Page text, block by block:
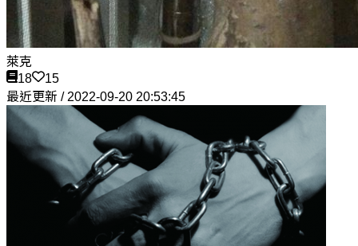
萊克
18
15
最近更新 / 2022-09-20 20:53:45